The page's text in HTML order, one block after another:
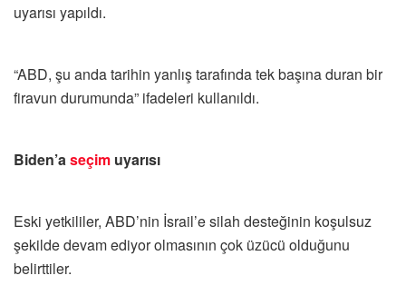
uyarısı yapıldı.
“ABD, şu anda tarihin yanlış tarafında tek başına duran bir
firavun durumunda” ifadeleri kullanıldı.
Biden’aseçim uyarısı
Eski yetkililer, ABD’nin İsrail’e silah desteğinin koşulsuz
şekilde devam ediyor olmasının çok üzücü olduğunu
belirttiler.